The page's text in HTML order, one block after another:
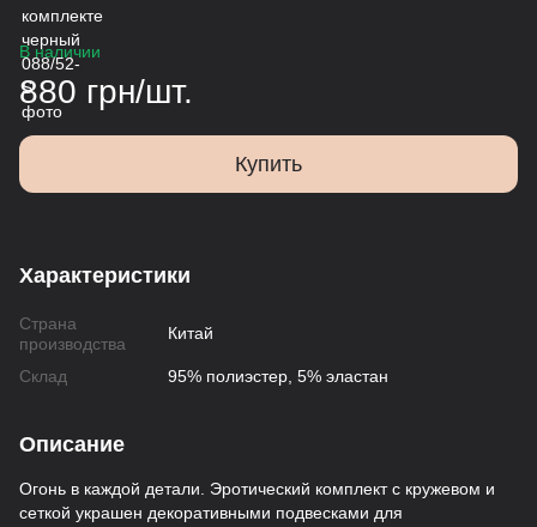
В наличии
880 грн/шт.
Купить
Характеристики
Страна
производства
Китай
Склад 95% полиэстер, 5% эластан
Описание
Огонь в каждой детали. Эротический комплект с кружевом и
сеткой украшен декоративными подвесками для